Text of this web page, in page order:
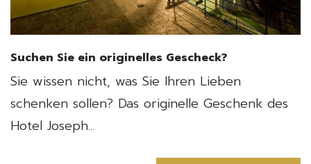
Suchen Sie ein originelles Gescheck?
Sie wissen nicht, was Sie Ihren Lieben
schenken sollen? Das originelle Geschenk des
Hotel Joseph...